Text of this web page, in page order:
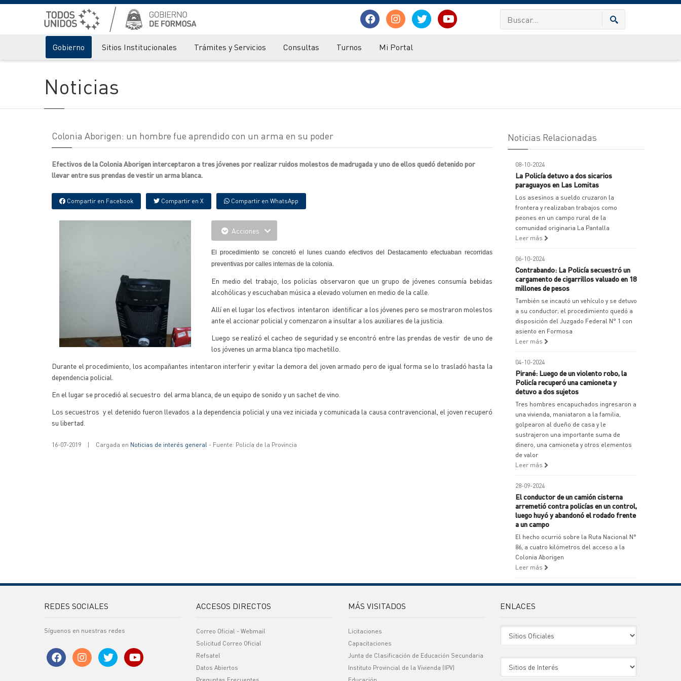
Gobierno Sitios Institucionales Trámites y Servicios Consultas Turnos Mi Portal
Noticias
Colonia Aborigen: un hombre fue aprendido con un arma en su poder
Efectivos de la Colonia Aborigen interceptaron a tres jóvenes por realizar ruidos molestos de madrugada y uno de ellos quedó detenido por
llevar entre sus prendas de vestir un arma blanca.
Compartir en Facebook Compartir en X Compartir en WhatsApp
Acciones
El procedimiento se concretó el lunes cuando efectivos del Destacamento efectuaban recorridas
preventivas por calles internas de la colonia.
En medio del trabajo, los policías observaron que un grupo de jóvenes consumía bebidas
alcohólicas y escuchaban música a elevado volumen en medio de la calle.
Allí en el lugar los efectivos intentaron identificar a los jóvenes pero se mostraron molestos
ante el accionar policial y comenzaron a insultar a los auxiliares de la justicia.
Luego se realizó el cacheo de seguridad y se encontró entre las prendas de vestir de uno de
los jóvenes un arma blanca tipo machetillo.
Durante el procedimiento, los acompañantes intentaron interferir y evitar la demora del joven armado pero de igual forma se lo trasladó hasta la
dependencia policial.
En el lugar se procedió al secuestro del arma blanca, de un equipo de sonido y un sachet de vino.
Los secuestros y el detenido fueron llevados a la dependencia policial y una vez iniciada y comunicada la causa contravencional, el joven recuperó
su libertad.
16-07-2019 | Cargada en Noticias de interés general - Fuente: Policía de la Provincia
Noticias Relacionadas
08-10-2024
La Policía detuvo a dos sicarios
paraguayos en Las Lomitas
Los asesinos a sueldo cruzaron la
frontera y realizaban trabajos como
peones en un campo rural de la
comunidad originaria La Pantalla
Leer más
06-10-2024
Contrabando: La Policía secuestró un
cargamento de cigarrillos valuado en 18
millones de pesos
También se incautó un vehículo y se detuvo
a su conductor; el procedimiento quedó a
disposición del Juzgado Federal N° 1 con
asiento en Formosa
Leer más
04-10-2024
Pirané: Luego de un violento robo, la
Policía recuperó una camioneta y
detuvo a dos sujetos
Tres hombres encapuchados ingresaron a
una vivienda, maniataron a la familia,
golpearon al dueño de casa y le
sustrajeron una importante suma de
dinero, una camioneta y otros elementos
de valor
Leer más
28-09-2024
El conductor de un camión cisterna
arremetió contra policías en un control,
luego huyó y abandonó el rodado frente
a un campo
El hecho ocurrió sobre la Ruta Nacional N°
86, a cuatro kilómetros del acceso a la
Colonia Aborigen
Leer más
REDES SOCIALES
Síguenos en nuestras redes
ACCESOS DIRECTOS
Correo Oficial - Webmail
Solicitud Correo Oficial
Refsatel
Datos Abiertos
MÁS VISITADOS
Licitaciones
Capacitaciones
Junta de Clasificación de Educación Secundaria
Instituto Provincial de la Vivienda (IPV)
ENLACES